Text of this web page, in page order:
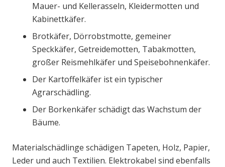
Mauer- und Kellerasseln, Kleidermotten und
Kabinettkäfer.
Brotkäfer, Dörrobstmotte, gemeiner
Speckkäfer, Getreidemotten, Tabakmotten,
großer Reismehlkäfer und Speisebohnenkäfer.
Der Kartoffelkäfer ist ein typischer
Agrarschädling.
Der Borkenkäfer schädigt das Wachstum der
Bäume.
Materialschädlinge schädigen Tapeten, Holz, Papier,
Leder und auch Textilien. Elektrokabel sind ebenfalls